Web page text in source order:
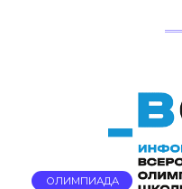
ОЛИМПИАДА